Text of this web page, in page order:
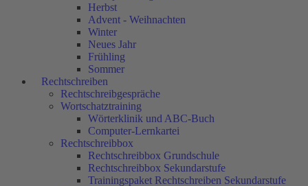
Herbst
Advent - Weihnachten
Winter
Neues Jahr
Frühling
Sommer
Rechtschreiben
Rechtschreibgespräche
Wortschatztraining
Wörterklinik und ABC-Buch
Computer-Lernkartei
Rechtschreibbox
Rechtschreibbox Grundschule
Rechtschreibbox Sekundarstufe
Trainingspaket Rechtschreiben Sekundarstufe